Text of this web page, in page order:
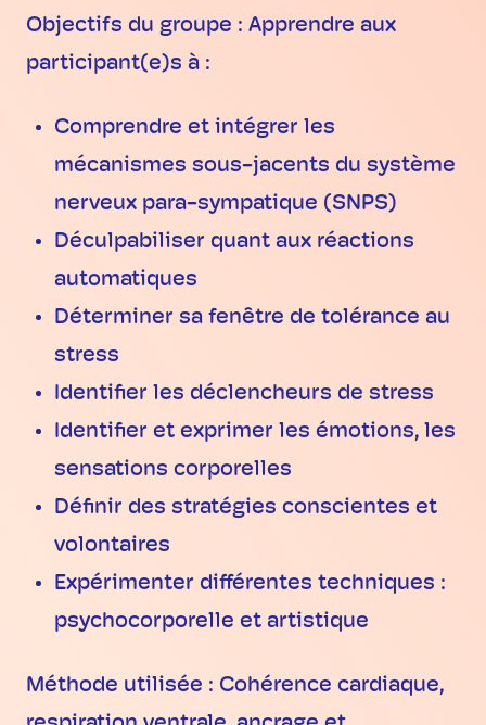
Objectifs du groupe : Apprendre aux
participant(e)s à :
Comprendre et intégrer les
mécanismes sous-jacents du système
nerveux para-sympatique (SNPS)
Déculpabiliser quant aux réactions
automatiques
Déterminer sa fenêtre de tolérance au
stress
Identifier les déclencheurs de stress
Identifier et exprimer les émotions, les
sensations corporelles
Définir des stratégies conscientes et
volontaires
Expérimenter différentes techniques :
psychocorporelle et artistique
Méthode utilisée : Cohérence cardiaque,